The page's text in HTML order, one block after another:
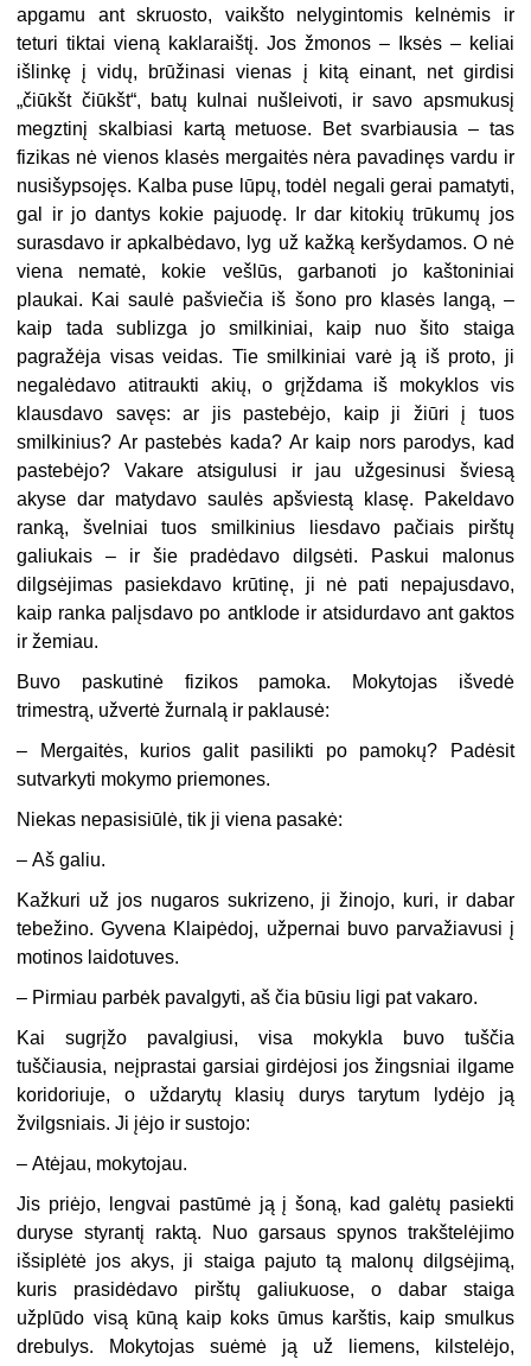
apgamu ant skruosto, vaikšto nelygintomis kelnėmis ir
teturi tiktai vieną kaklaraištį. Jos žmonos – Iksės – keliai
išlinkę į vidų, brūžinasi vienas į kitą einant, net girdisi
„čiūkšt čiūkšt“, batų kulnai nušleivoti, ir savo apsmukusį
megztinį skalbiasi kartą metuose. Bet svarbiausia – tas
fizikas nė vienos klasės mergaitės nėra pavadinęs vardu ir
nusišypsojęs. Kalba puse lūpų, todėl negali gerai pamatyti,
gal ir jo dantys kokie pajuodę. Ir dar kitokių trūkumų jos
surasdavo ir apkalbėdavo, lyg už kažką keršydamos. O nė
viena nematė, kokie vešlūs, garbanoti jo kaštoniniai
plaukai. Kai saulė pašviečia iš šono pro klasės langą, –
kaip tada sublizga jo smilkiniai, kaip nuo šito staiga
pagražėja visas veidas. Tie smilkiniai varė ją iš proto, ji
negalėdavo atitraukti akių, o grįždama iš mokyklos vis
klausdavo savęs: ar jis pastebėjo, kaip ji žiūri į tuos
smilkinius? Ar pastebės kada? Ar kaip nors parodys, kad
pastebėjo? Vakare atsigulusi ir jau užgesinusi šviesą
akyse dar matydavo saulės apšviestą klasę. Pakeldavo
ranką, švelniai tuos smilkinius liesdavo pačiais pirštų
galiukais – ir šie pradėdavo dilgsėti. Paskui malonus
dilgsėjimas pasiekdavo krūtinę, ji nė pati nepajusdavo,
kaip ranka palįsdavo po antklode ir atsidurdavo ant gaktos
ir žemiau.
Buvo paskutinė fizikos pamoka. Mokytojas išvedė
trimestrą, užvertė žurnalą ir paklausė:
–
Mergaitės, kurios galit pasilikti po pamokų? Padėsit
sutvarkyti mokymo priemones.
Niekas nepasisiūlė, tik ji viena pasakė:
–Aš galiu.
Kažkuri už jos nugaros sukrizeno, ji žinojo, kuri, ir dabar
tebežino. Gyvena Klaipėdoj, užpernai buvo parvažiavusi į
motinos laidotuves.
– Pirmiau parbėk pavalgyti, aš čia būsiu ligi pat vakaro.
Kai sugrįžo pavalgiusi, visa mokykla buvo tuščia
tuščiausia, neįprastai garsiai girdėjosi jos žingsniai ilgame
koridoriuje, o uždarytų klasių durys tarytum lydėjo ją
žvilgsniais. Ji įėjo ir sustojo:
–Atėjau, mokytojau.
Jis priėjo, lengvai pastūmė ją į šoną, kad galėtų pasiekti
duryse styrantį raktą. Nuo garsaus spynos trakštelėjimo
išsiplėtė jos akys, ji staiga pajuto tą malonų dilgsėjimą,
kuris prasidėdavo pirštų galiukuose, o dabar staiga
užplūdo visą kūną kaip koks ūmus karštis, kaip smulkus
drebulys. Mokytojas suėmė ją už liemens, kilstelėjo,